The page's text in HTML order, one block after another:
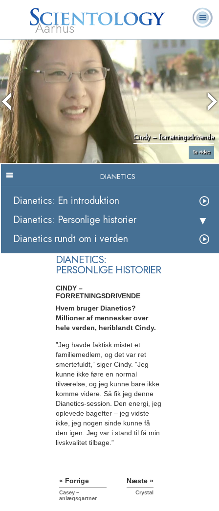
Aarhus
L. Ron
Hubbard
Frivillige
Hjælpere
Ofte stillede
Bøger
Cindy – forretningsdrivende
Se video
DIANETICS
Dianetics: En introduktion
Dianetics: Personlige historier
Dianetics rundt om i verden
DIANETICS:
PERSONLIGE HISTORIER
CINDY –
FORRETNINGSDRIVENDE
Hvem bruger Dianetics?
Millioner af mennesker over
hele verden, heriblandt Cindy.
”Jeg havde faktisk mistet et
familiemedlem, og det var ret
smertefuldt,” siger Cindy. ”Jeg
kunne ikke føre en normal
tilværelse, og jeg kunne bare ikke
komme videre. Så fik jeg denne
Dianetics-session. Den energi, jeg
oplevede bagefter – jeg vidste
ikke, jeg nogen sinde kunne få
den igen. Jeg var i stand til få min
livskvalitet tilbage.”
« Forrige
Casey –
anlægsgartner
Næste »
Crystal